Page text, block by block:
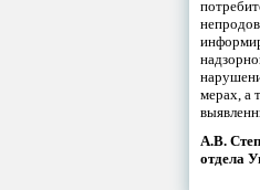
мерах, а
А.В.
отдела